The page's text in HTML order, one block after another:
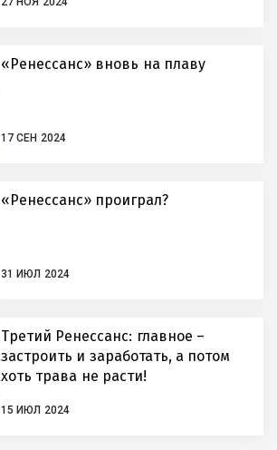
«Ренессанс» вновь на плаву
17 СЕН 2024
«Ренессанс» проиграл?
31 ИЮЛ 2024
Третий Ренессанс: главное –
застроить и заработать, а потом
хоть трава не расти!
15 ИЮЛ 2024